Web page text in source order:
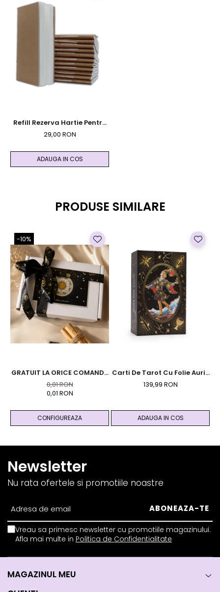
Refill Rezerva Hartie Pentru
Agende Traveler
29,00 RON
ADAUGA IN COS
PRODUSE SIMILARE
-10%
GRATUIT LA ORICE COMANDA
PESTE 99 RON - Cutie
Personalizata Cadou Black
0,01 RON
0,01 RON
CONFIGUREAZA
Carti De Tarot Cu Folie Aurie
Si Ghid - Magic
139,99 RON
ADAUGA IN COS
Newsletter
Nu rata ofertele si promotiile noastre
Vreau sa primesc newsletter cu promotiile magazinului.
Afla mai multe in Politica de Confidentialitate
MAGAZINUL MEU